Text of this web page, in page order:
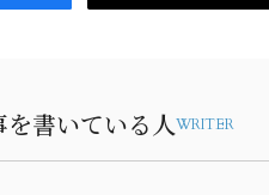
を書いている人WRITER